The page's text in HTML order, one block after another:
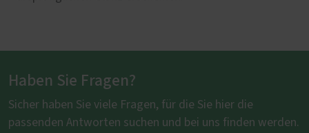
Haben Sie Fragen?
Sicher haben Sie viele Fragen, für die Sie hier die
passenden Antworten suchen und bei uns finden werden.